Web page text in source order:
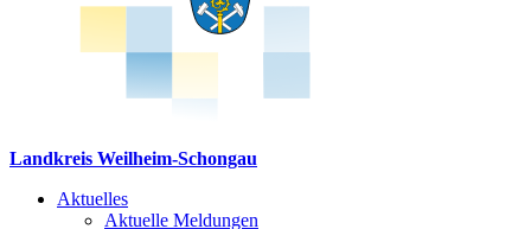
Landkreis Weilheim-Schongau
Aktuelles
Aktuelle Meldungen